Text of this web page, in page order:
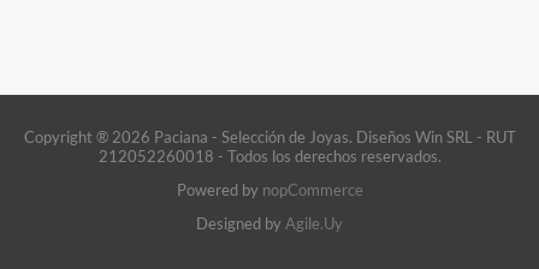
Copyright ® 2026 Paciana - Selección de Joyas. Diseños Win SRL - RUT
212052260018 - Todos los derechos reservados.
Powered by nopCommerce
Designed byAgile.Uy